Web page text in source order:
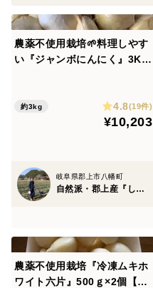
農薬不使用栽培🌱料理しやす
い『ジャンボにんにく』3Kg
約3kg 4.8(19件)
¥10,203
岐阜県郡上市八幡町
自然派・郡上産『しばの農園』
農薬不使用栽培『冷凍ムキホ
ワイト六片』500ｇ×2個【岐